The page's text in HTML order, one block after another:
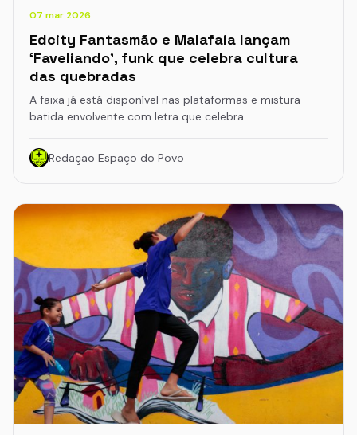
07 mar 2026
Edcity Fantasmão e Malafaia lançam
‘Faveliando’, funk que celebra cultura
das quebradas
A faixa já está disponível nas plataformas e mistura
batida envolvente com letra que celebra…
Redação Espaço do Povo